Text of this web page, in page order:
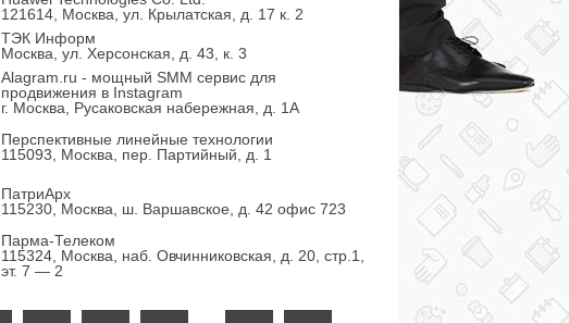
121614, Москва, ул. Крылатская, д. 17 к. 2
ТЭК Информ
Москва, ул. Херсонская, д. 43, к. 3
Alagram.ru - мощный SMM сервис для
продвижения в Instagram
г. Москва, Русаковская набережная, д. 1А
Перспективные линейные технологии
115093, Москва, пер. Партийный, д. 1
ПатриАрх
115230, Москва, ш. Варшавское, д. 42 офис 723
Парма-Телеком
115324, Москва, наб. Овчинниковская, д. 20, стр.1,
эт. 7 — 2